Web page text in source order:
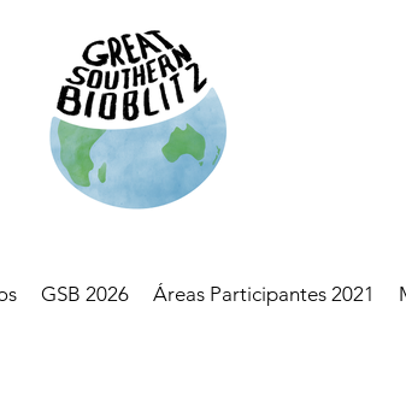
GSB 2026 Áreas Participantes 2021